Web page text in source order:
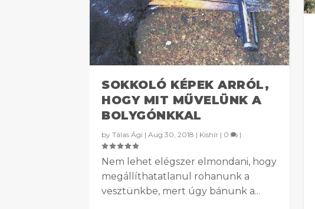
SOKKOLÓ KÉPEK ARRÓL,
HOGY MIT MŰVELÜNK A
BOLYGÓNKKAL
by Tálas Ági | Aug 30, 2018 | Kishír | 0 |
Nem lehet elégszer elmondani, hogy
megállíthatatlanul rohanunk a
vesztünkbe, mert úgy bánunk a...